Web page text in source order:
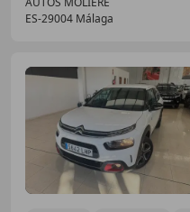
ES-29004 Málaga